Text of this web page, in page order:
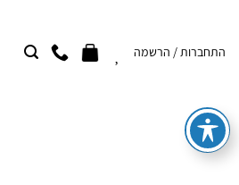
content
התחברות / הרשמה